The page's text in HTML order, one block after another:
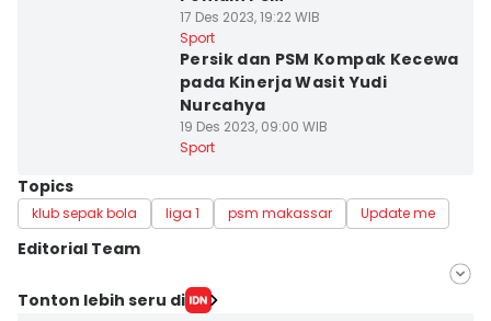
17 Des 2023, 19:22 WIB
Sport
Persik dan PSM Kompak Kecewa
pada Kinerja Wasit Yudi
Nurcahya
19 Des 2023, 09:00 WIB
Sport
Topics
klub sepak bola liga 1 psm makassar Update me
Editorial Team
Editor
Tonton lebih seru di